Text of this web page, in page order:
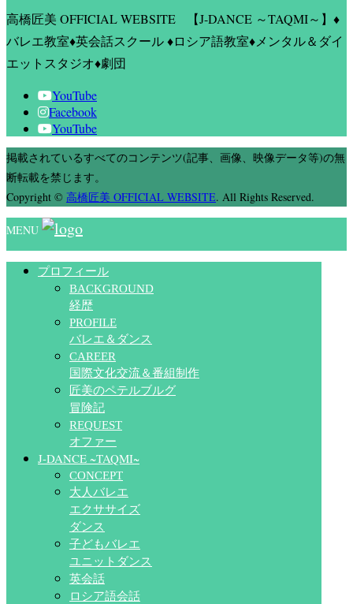
高橋匠美 OFFICIAL WEBSITE
【J-DANCE ～TAQMI～】♦
バレエ教室♦英会話スクール ♦ロシア語教室♦メンタル＆ダイ
エットスタジオ♦劇団
YouTube
Facebook
YouTube
掲載されているすべてのコンテンツ(記事、画像、映像データ等)の無
断転載を禁じます。
Copyright © 高橋匠美 OFFICIAL WEBSITE. All Rights Reserved.
MENU
プロフィール
BACKGROUND
経歴
PROFILE
バレエ＆ダンス
CAREER
国際文化交流＆番組制作
匠美のペテルブルグ
冒険記
REQUEST
オファー
J-DANCE ~TAQMI~
CONCEPT
大人バレエ
エクササイズ
ダンス
子どもバレエ
ユニットダンス
英会話
ロシア語会話